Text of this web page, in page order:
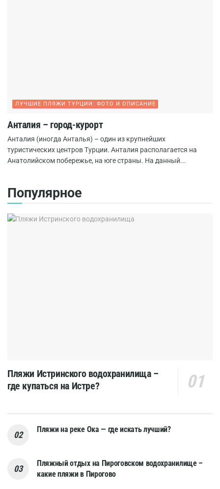
ЛУЧШИЕ ПЛЯЖИ ТУРЦИИ: ФОТО И ОПИСАНИЕ
Анталия – город-курорт
Анталия (иногда Анталья) – один из крупнейших
туристических центров Турции. Анталия располагается на
Анатолийском побережье, на юге страны. На данный...
Популярное
Пляжи Истринского водохранилища –
где купаться на Истре?
Пляжи на реке Ока — где искать лучший?
Пляжный отдых на Пироговском водохранилище –
какие пляжи в Пирогово